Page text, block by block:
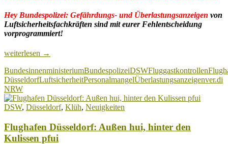
Hey Bundespolizei: Gefährdungs- und Überlastungsanzeigen von
Luftsicherheitsfachkräften sind mit eurer Fehlentscheidung
vorprogrammiert!
Flughafen
Bundespolizei
ordnet
Arbeitsverdichtung
in
der
an!
weiterlesen →
BundesinnenministeriumBundespolizeiDSWFluggastkontrollen
DüsseldorfLuftsicherheitPersonalmangelÜberlastungsanzeigenver.di
NRW
DSW, Düsseldorf, Klüh, Neuigkeiten
Flughafen Düsseldorf: Außen hui, hinter den
Kulissen pfui